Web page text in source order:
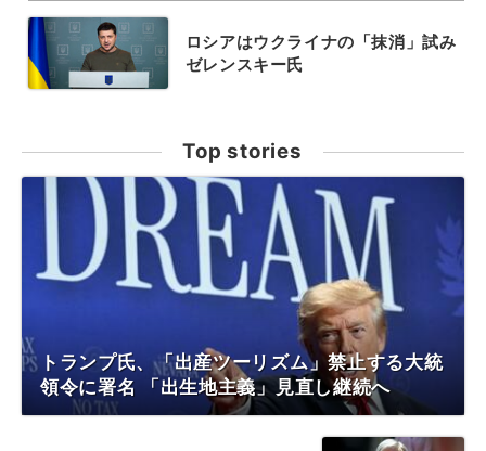
ロシアはウクライナの「抹消」試み
ゼレンスキー氏
Top stories
トランプ氏、「出産ツーリズム」禁止する大統
領令に署名 「出生地主義」見直し継続へ